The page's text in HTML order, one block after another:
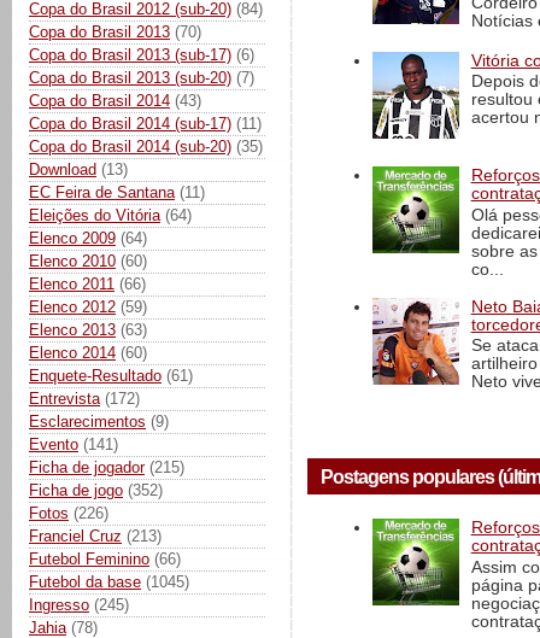
Copa do Brasil 2012 (sub-20) (84)
Copa do Brasil 2013 (70)
Copa do Brasil 2013 (sub-17) (6)
Copa do Brasil 2013 (sub-20) (7)
Copa do Brasil 2014 (43)
Copa do Brasil 2014 (sub-17) (11)
Copa do Brasil 2014 (sub-20) (35)
Download (13)
EC Feira de Santana (11)
Eleições do Vitória (64)
Elenco 2009 (64)
Elenco 2010 (60)
Elenco 2011 (66)
Elenco 2012 (59)
Elenco 2013 (63)
Elenco 2014 (60)
Enquete-Resultado (61)
Entrevista (172)
Esclarecimentos (9)
Evento (141)
Ficha de jogador (215)
Ficha de jogo (352)
Fotos (226)
Franciel Cruz (213)
Futebol Feminino (66)
Futebol da base (1045)
Ingresso (245)
Jahia (78)
Notícias
Vitória
Depois
resultou
acertou
Olá
sobre
co...
Neto
Se
Neto
Postagens populares
Assim
página